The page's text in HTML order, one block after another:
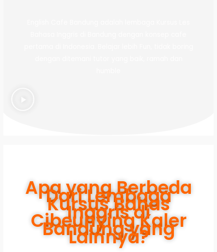
Apa yang Berbeda
Dari Lembaga
Kursus Bahas
Inggris di
Cibeunying Kaler
Bandung yang
Lainnya?